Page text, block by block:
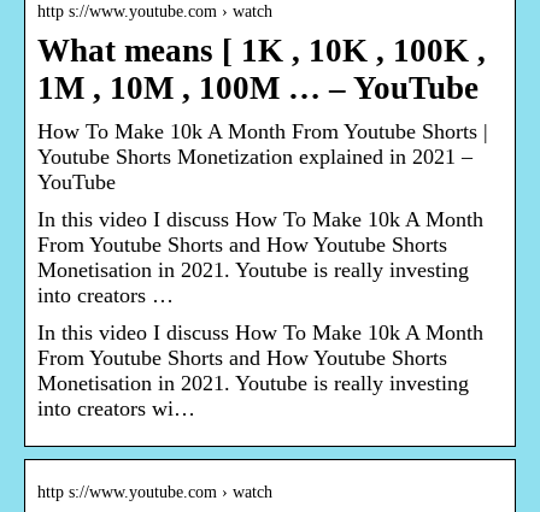
http s://www.youtube.com › watch
What means [ 1K , 10K , 100K ,
1M , 10M , 100M … – YouTube
How To Make 10k A Month From Youtube Shorts |
Youtube Shorts Monetization explained in 2021 –
YouTube
In this video I discuss How To Make 10k A Month
From Youtube Shorts and How Youtube Shorts
Monetisation in 2021. Youtube is really investing
into creators …
In this video I discuss How To Make 10k A Month
From Youtube Shorts and How Youtube Shorts
Monetisation in 2021. Youtube is really investing
into creators wi…
http s://www.youtube.com › watch